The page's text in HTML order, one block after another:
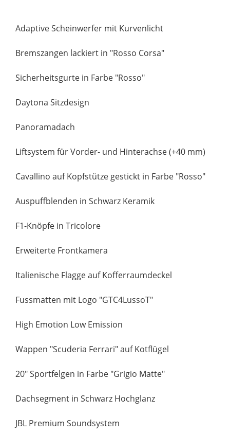
Adaptive Scheinwerfer mit Kurvenlicht
Bremszangen lackiert in "Rosso Corsa"
Sicherheitsgurte in Farbe "Rosso"
Daytona Sitzdesign
Panoramadach
Liftsystem für Vorder- und Hinterachse (+40 mm)
Cavallino auf Kopfstütze gestickt in Farbe "Rosso"
Auspuffblenden in Schwarz Keramik
F1-Knöpfe in Tricolore
Erweiterte Frontkamera
Italienische Flagge auf Kofferraumdeckel
Fussmatten mit Logo "GTC4LussoT"
High Emotion Low Emission
Wappen "Scuderia Ferrari" auf Kotflügel
20" Sportfelgen in Farbe "Grigio Matte"
Dachsegment in Schwarz Hochglanz
JBL Premium Soundsystem